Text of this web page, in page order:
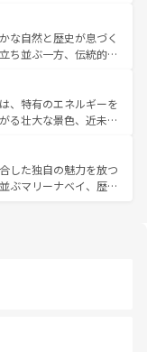
な魅力を心ゆくまで味
、新着の韓国情報はコンテンツ一
ノイの古い町並みやホ
物も、独特の雰囲気を
の豊かさとおいしさで
ムコーヒーなどは、ぜ
れてもあたたかい人々
と忘れられない旅にな
な自然と歴史が息づく
ち並ぶ一方、伝統的な
ェンマイなどの山岳地
ケットやクラビの美し
とができる。タイ料理
季節にも異なる楽しみ
人々、仏教を中心とし
訪れる旅人を魅了し続
、特有のエネルギーを
る壮大な景色、近未来
観光スポットが密集し
のも魅力。息をのむよ
港を存分に楽しみ尽く
した独自の魅力を放つ
ぶマリーナベイ、歴史
める外せないスポット